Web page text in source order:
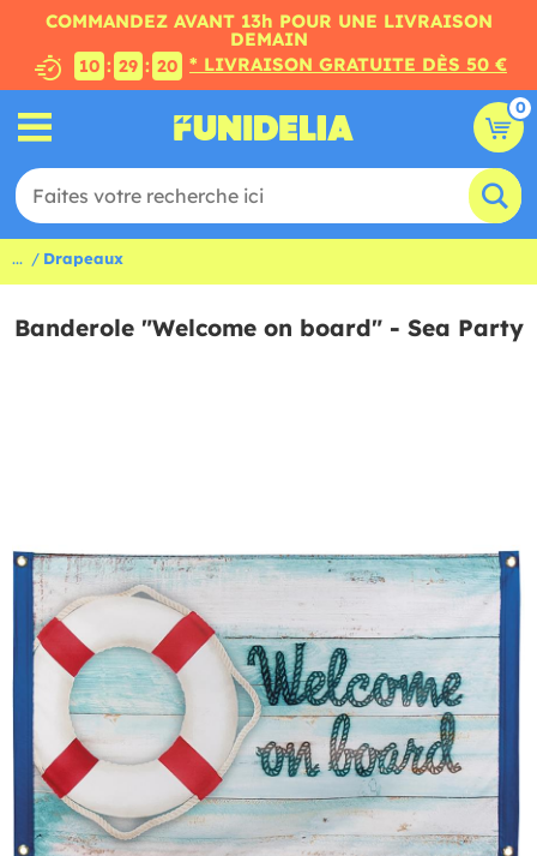
COMMANDEZ AVANT 13h POUR UNE LIVRAISON
DEMAIN
10 : 29 : 19 * LIVRAISON GRATUITE DÈS 50 €
0
... Drapeaux
Banderole "Welcome on board" - Sea Party